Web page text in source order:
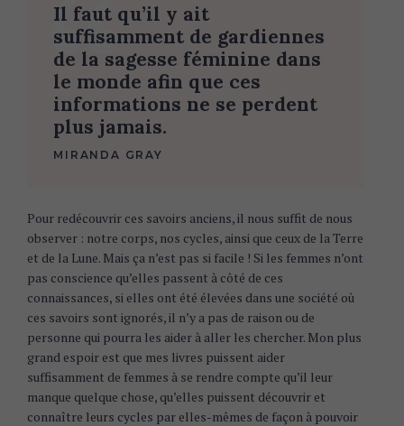
Il faut qu’il y ait
suffisamment de gardiennes
de la sagesse féminine dans
le monde afin que ces
informations ne se perdent
plus jamais.
MIRANDA GRAY
Pour redécouvrir ces savoirs anciens, il nous suffit de nous
observer : notre corps, nos cycles, ainsi que ceux de la Terre
et de la Lune. Mais ça n’est pas si facile ! Si les femmes n’ont
pas conscience qu’elles passent à côté de ces
connaissances, si elles ont été élevées dans une société où
ces savoirs sont ignorés, il n’y a pas de raison ou de
personne qui pourra les aider à aller les chercher. Mon plus
grand espoir est que mes livres puissent aider
suffisamment de femmes à se rendre compte qu’il leur
manque quelque chose, qu’elles puissent découvrir et
connaître leurs cycles par elles-mêmes de façon à pouvoir